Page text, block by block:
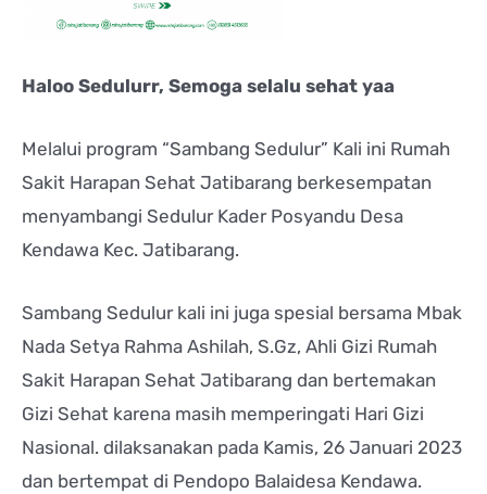
Haloo Sedulurr, Semoga selalu sehat yaa
Melalui program “Sambang Sedulur” Kali ini Rumah
Sakit Harapan Sehat Jatibarang berkesempatan
menyambangi Sedulur Kader Posyandu Desa
Kendawa Kec. Jatibarang.
Sambang Sedulur kali ini juga spesial bersama Mbak
Nada Setya Rahma Ashilah, S.Gz, Ahli Gizi Rumah
Sakit Harapan Sehat Jatibarang dan bertemakan
Gizi Sehat karena masih memperingati Hari Gizi
Nasional. dilaksanakan pada Kamis, 26 Januari 2023
dan bertempat di Pendopo Balaidesa Kendawa.